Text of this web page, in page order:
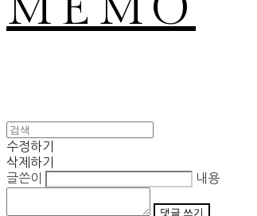
수정하기
삭제하기
글쓴이
내용
댓글 쓰기